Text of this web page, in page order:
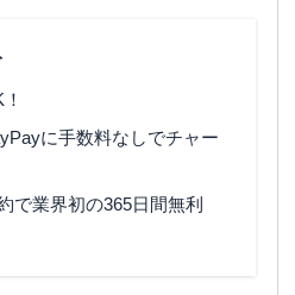
に手数料なしでチャー
で業界初の365日間無利